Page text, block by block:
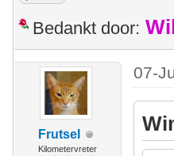
Bedankt door:
Frutsel
Kilometervreter
07-